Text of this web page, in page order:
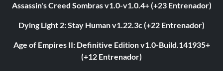
Assassin's Creed Sombras v1.0-v1.0.4+ (+23 Entrenador)
Dying Light 2: Stay Human v1.22.3c (+22 Entrenador)
Age of Empires II: Definitive Edition v1.0-Build.141935+
(+12 Entrenador)